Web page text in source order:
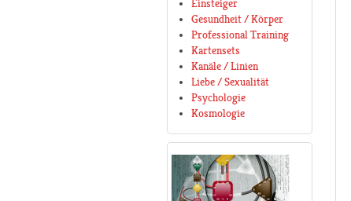
Einsteiger
Gesundheit / Körper
Professional Training
Kartensets
Kanäle / Linien
Liebe / Sexualität
Psychologie
Kosmologie